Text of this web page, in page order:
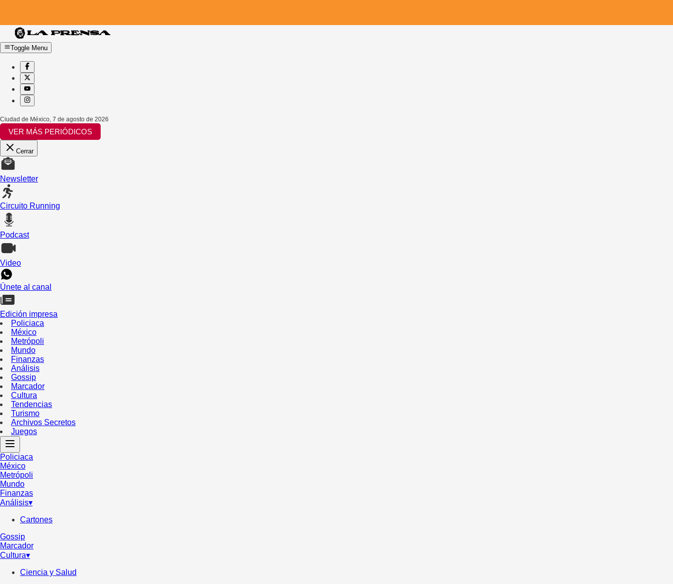
Toggle Menu
Ciudad de México 7 de agosto de 2026
VER MÁS PERIÓDICOS
Cerrar
Newsletter
Circuito Running
Podcast
Video
Únete al canal
Edición impresa
Policiaca
México
Metrópoli
Mundo
Finanzas
Análisis
Gossip
Marcador
Cultura
Tendencias
Turismo
Archivos Secretos
Juegos
Policiaca
México
Metrópoli
Mundo
Finanzas
Análisis▾
Cartones
Gossip
Marcador
Cultura▾
Ciencia y Salud